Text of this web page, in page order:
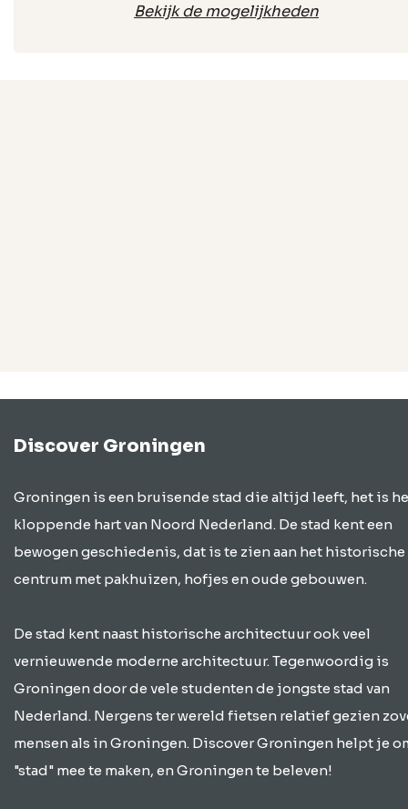
Bekijk de mogelijkheden
Discover Groningen
Groningen is een bruisende stad die altijd leeft, het is
kloppende hart van Noord Nederland. De stad kent een
bewogen geschiedenis, dat is te zien aan het historische
centrum met pakhuizen, hofjes en oude gebouwen.
De stad kent naast historische architectuur ook veel
vernieuwende moderne architectuur. Tegenwoordig is
Groningen door de vele studenten de jongste stad van
Nederland. Nergens ter wereld fietsen relatief gezien
mensen als in Groningen. Discover Groningen helpt je
"stad" mee te maken, en Groningen te beleven!